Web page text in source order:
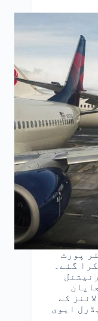
پورٹ
گئے۔
کے
ایوی